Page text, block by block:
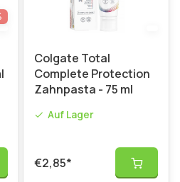
Colgate Total
Complete Protection
Zahnpasta - 75 ml
Auf Lager
€2,85*